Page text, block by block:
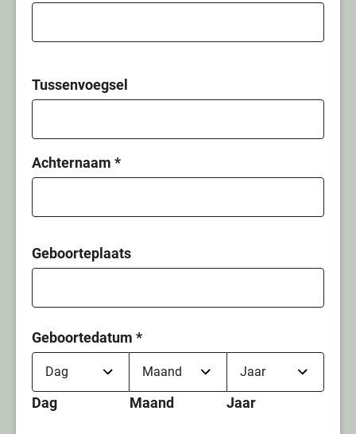
Tussenvoegsel
Achternaam *
Geboorteplaats
Geboortedatum *
Dag Maand Jaar